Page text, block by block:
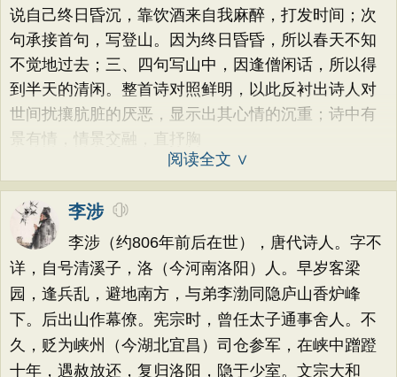
说自己终日昏沉，靠饮酒来自我麻醉，打发时间；次
句承接首句，写登山。因为终日昏昏，所以春天不知
不觉地过去；三、四句写山中，因逢僧闲话，所以得
到半天的清闲。整首诗对照鲜明，以此反衬出诗人对
世间扰攘肮脏的厌恶，显示出其心情的沉重；诗中有
景有情，情景交融，直抒胸
阅读全文 ∨
李涉
李涉（约806年前后在世），唐代诗人。字不
详，自号清溪子，洛（今河南洛阳）人。早岁客梁
园，逢兵乱，避地南方，与弟李渤同隐庐山香炉峰
下。后出山作幕僚。宪宗时，曾任太子通事舍人。不
久，贬为峡州（今湖北宜昌）司仓参军，在峡中蹭蹬
十年，遇赦放还，复归洛阳，隐于少室。文宗大和